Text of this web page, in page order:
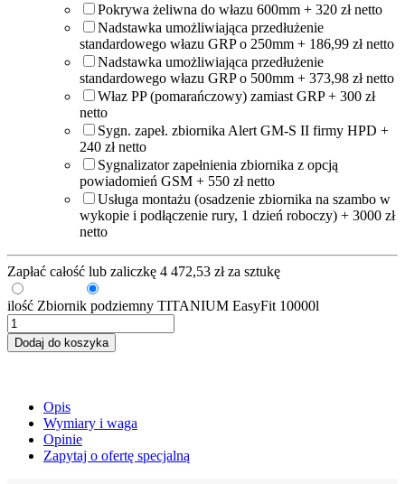
Pokrywa żeliwna do włazu 600mm + 320 zł netto
Nadstawka umożliwiająca przedłużenie
standardowego włazu GRP o 250mm + 186,99 zł netto
Nadstawka umożliwiająca przedłużenie
standardowego włazu GRP o 500mm + 373,98 zł netto
Właz PP (pomarańczowy) zamiast GRP + 300 zł
netto
Sygn. zapeł. zbiornika Alert GM-S II firmy HPD +
240 zł netto
Sygnalizator zapełnienia zbiornika z opcją
powiadomień GSM + 550 zł netto
Usługa montażu (osadzenie zbiornika na szambo w
wykopie i podłączenie rury, 1 dzień roboczy) + 3000 zł
netto
Zapłać całość lub zaliczkę 4 472,53 zł za sztukę
ilość Zbiornik podziemny TITANIUM EasyFit 10000l
Dodaj do koszyka
Opis
Wymiary i waga
Opinie
Zapytaj o ofertę specjalną